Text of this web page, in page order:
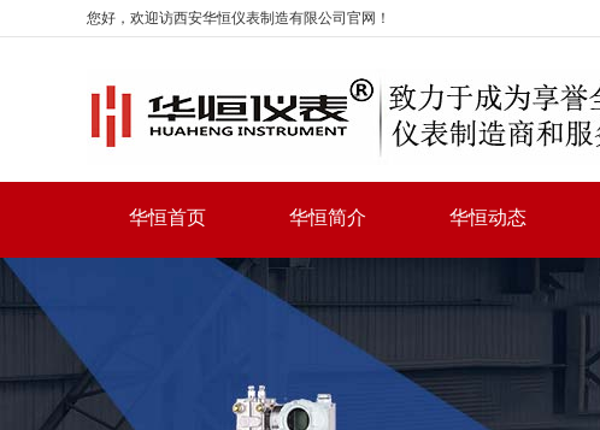
您好，欢迎访西安华恒仪表制造有限公司官网！
华恒首页 华恒简介 华恒动态